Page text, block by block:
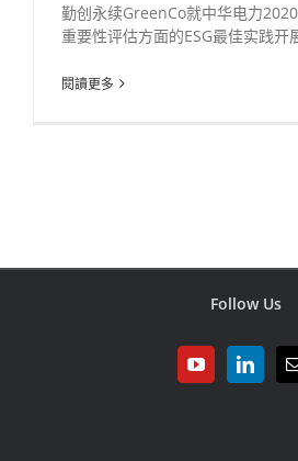
勤创永续GreenCo就中华电力
重要性评估方面的ESG最佳实践开
閱讀更多
Follow Us